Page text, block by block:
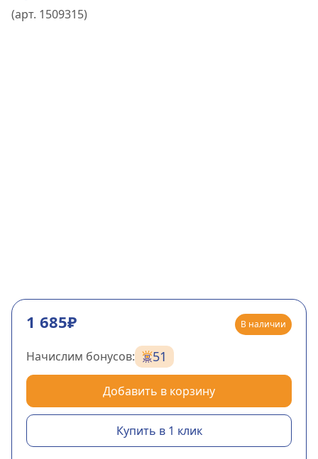
(арт. 1509315)
1 685₽ В наличии
Начислим бонусов: 51
Добавить в корзину
Купить в 1 клик